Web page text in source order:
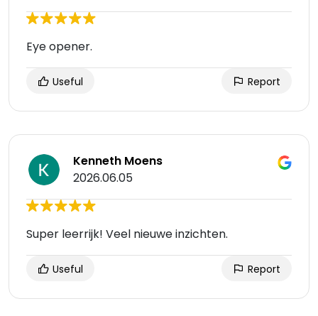
Eye opener.
Useful Report
Kenneth Moens
2026.06.05
Super leerrijk! Veel nieuwe inzichten.
Useful Report